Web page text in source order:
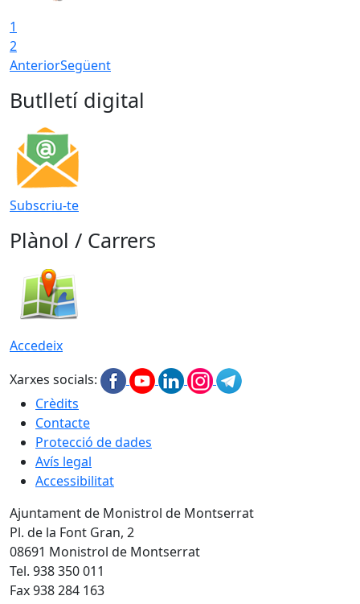
1
2
AnteriorSegüent
Butlletí digital
Subscriu-te
Plànol / Carrers
Accedeix
Xarxes socials:
Crèdits
Contacte
Protecció de dades
Avís legal
Accessibilitat
Ajuntament de Monistrol de Montserrat
Pl. de la Font Gran, 2
08691 Monistrol de Montserrat
Tel. 938 350 011
Fax 938 284 163